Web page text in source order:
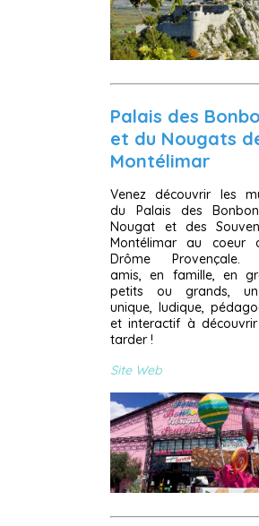
Palais des
et du Nougats
Montélimar
Venez découvrir les
du Palais des
Nougat et des
Montélimar au coeur
Drôme Provençale.
amis, en famille, en
petits ou grands,
unique, ludique,
et interactif à
tarder !
Site Web